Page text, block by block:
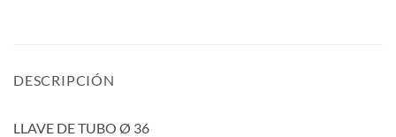
DESCRIPCIÓN
LLAVE DE TUBO Ø 36